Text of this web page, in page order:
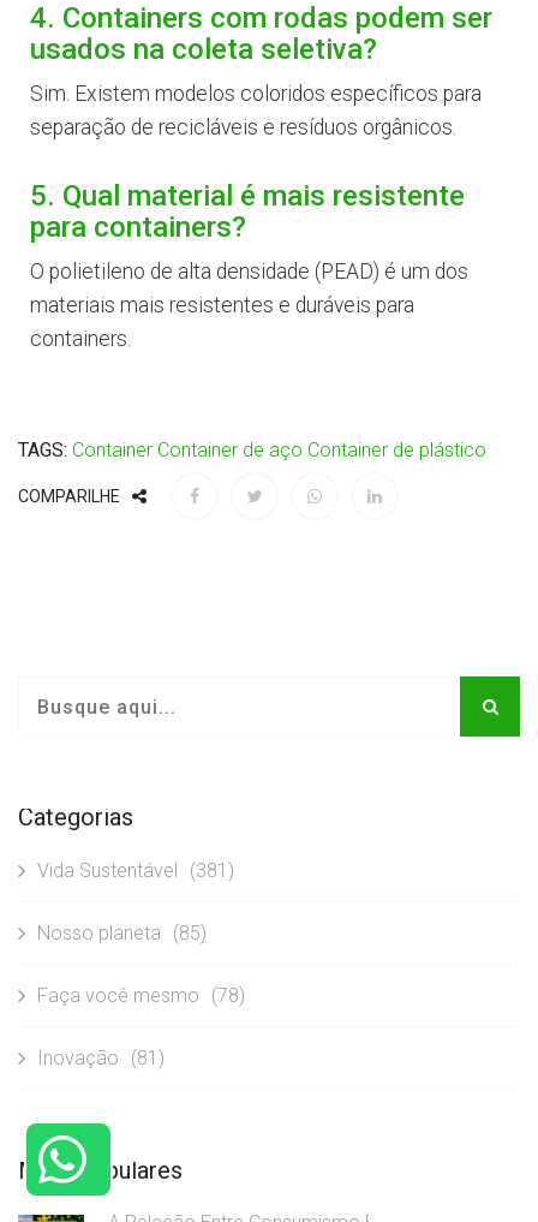
4. Containers com rodas podem ser
usados na coleta seletiva?
Sim. Existem modelos coloridos específicos para
separação de recicláveis e resíduos orgânicos.
5. Qual material é mais resistente
para containers?
O polietileno de alta densidade (PEAD) é um dos
materiais mais resistentes e duráveis para
containers.
TAGS: Container Container de aço Container de plástico
COMPARILHE
Categorias
Vida Sustentável (381)
Nosso planeta (85)
Faça você mesmo (78)
Inovação (81)
Mais Populares